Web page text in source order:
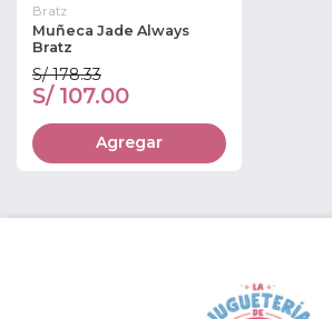
Bratz
Muñeca Jade Always
Bratz
S/ 178.33
S/ 107.00
Agregar